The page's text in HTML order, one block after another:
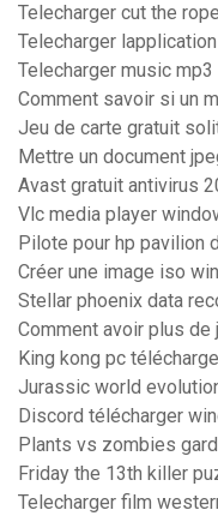
Telecharger cut the
Telecharger
Telecharger music
Comment savoir si un
Jeu de carte gratuit
Mettre un document
Avast gratuit antivirus
Vlc media player
Pilote pour hp pavilion
Créer une image iso
Stellar phoenix data
Comment avoir plus de
King kong pc
Jurassic world
Discord télécharger
Plants vs zombies
Friday the 13th killer
Telecharger film